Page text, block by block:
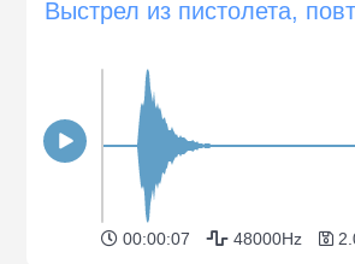
00:00:07 48000Hz